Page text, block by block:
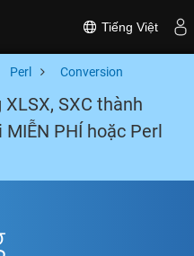
Tiếng Việt
Perl Conversion
SXC thành
PHÍ hoặc Perl